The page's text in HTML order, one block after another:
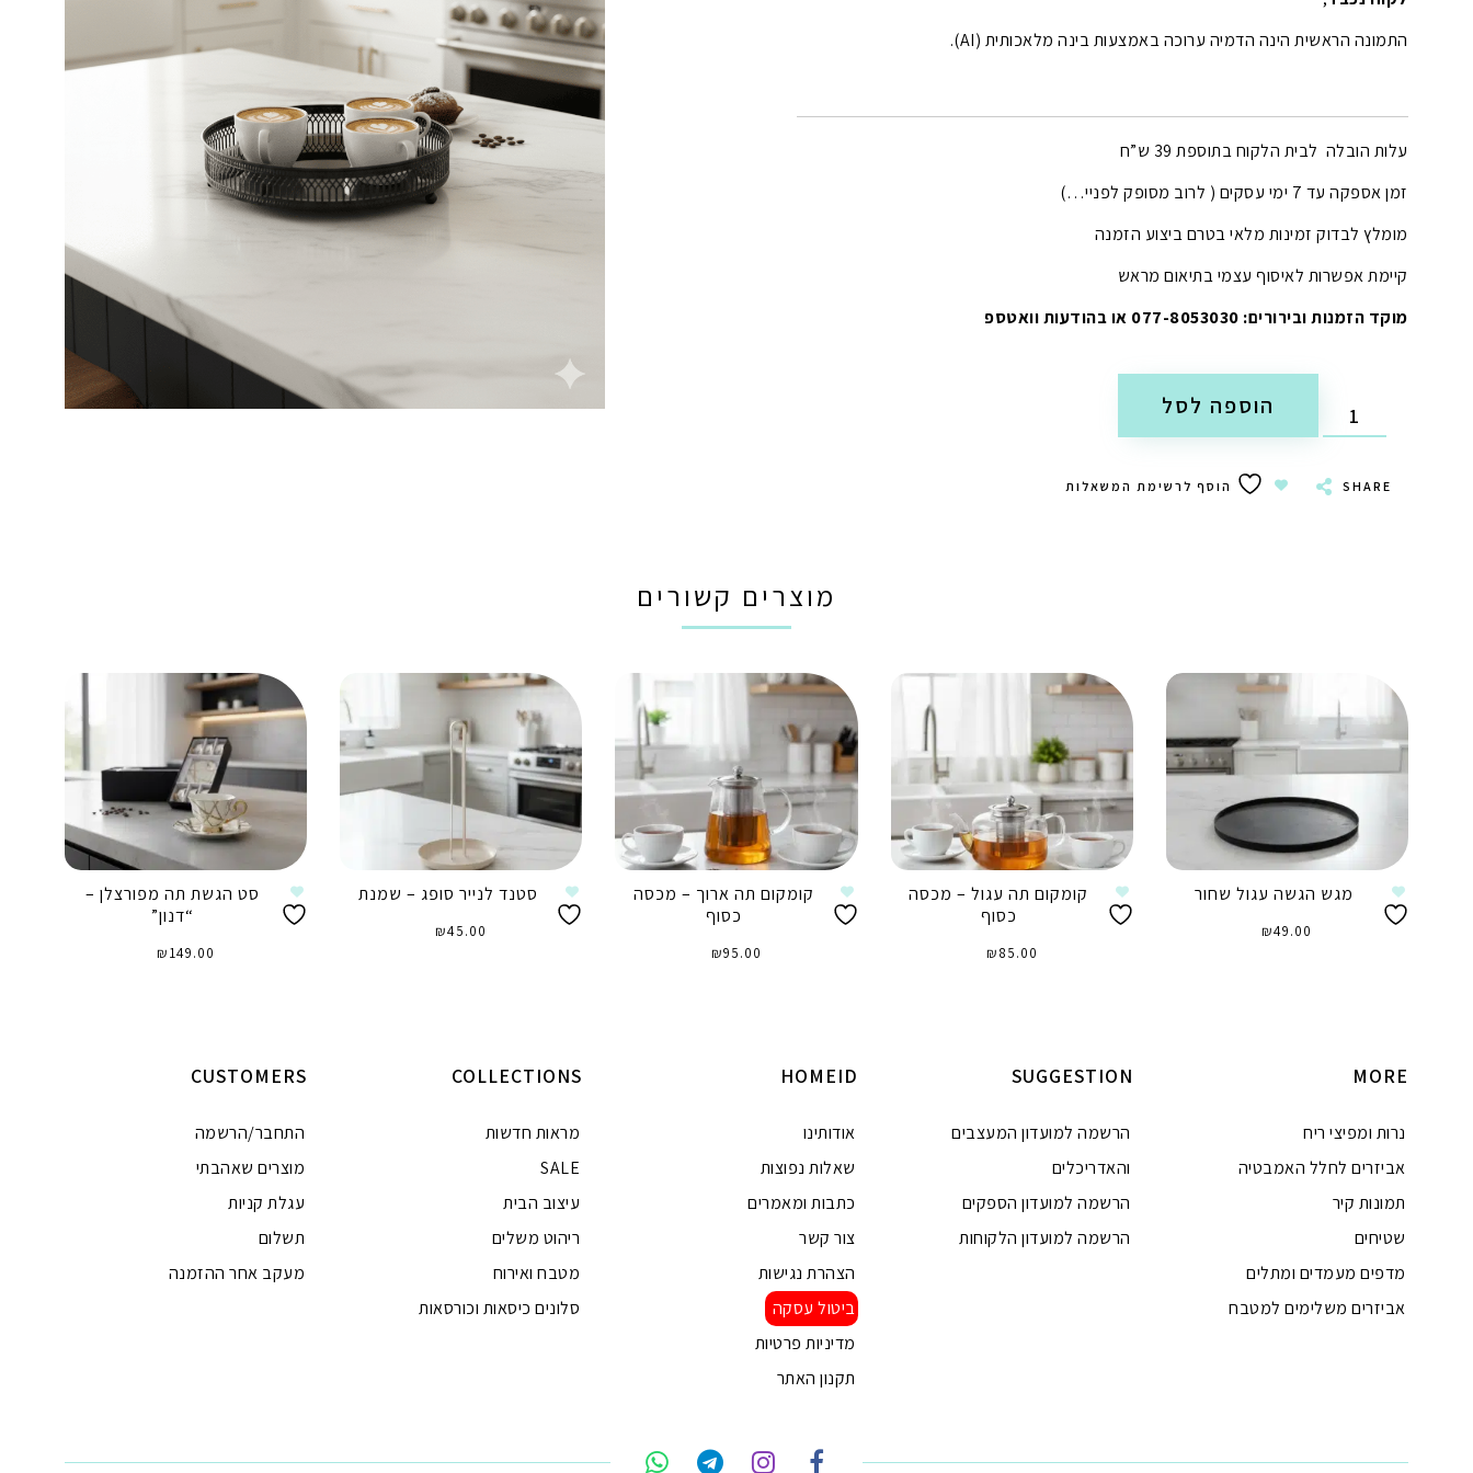
התמונה הראשית הינה הדמיה ערוכה באמצעות בינה מלאכותית (AI).
עלות הובלה לבית הלקוח בתוספת 39 ש”ח
זמן אספקה עד 7 ימי עסקים ( לרוב מסופק לפניי…)
מומלץ לבדוק זמינות מלאי בטרם ביצוע הזמנה
קיימת אפשרות לאיסוף עצמי בתיאום מראש
מוקד הזמנות ובירורים: 077-8053030 או בהודעות וואטספ
הוספה לסל
SHARE הוסף לרשימת המשאלות
מוצרים קשורים
מגש הגשה עגול שחור
₪49.00
קומקום תה עגול – מכסה
כסוף
₪85.00
קומקום תה ארוך – מכסה
כסוף
₪95.00
סטנד לנייר סופג – שמנת
₪45.00
סט הגשת תה מפורצלן –
“דנון”
₪149.00
CUSTOMERS
התחבר/הרשמה
מוצרים שאהבתי
עגלת קניות
תשלום
מעקב אחר ההזמנה
COLLECTIONS
מראות חדשות
SALE
עיצוב הבית
ריהוט משלים
מטבח ואירוח
סלונים כיסאות וכורסאות
HOMEID
אודותינו
שאלות נפוצות
כתבות ומאמרים
צור קשר
הצהרת נגישות
ביטול עסקה
מדיניות פרטיות
תקנון האתר
SUGGESTION
הרשמה למועדון המעצבים
והאדריכלים
הרשמה למועדון הספקים
הרשמה למועדון הלקוחות
MORE
נרות ומפיצי ריח
אביזרים לחלל האמבטיה
תמונות קיר
שטיחים
מדפים מעמדים ומתלים
אביזרים משלימים למטבח